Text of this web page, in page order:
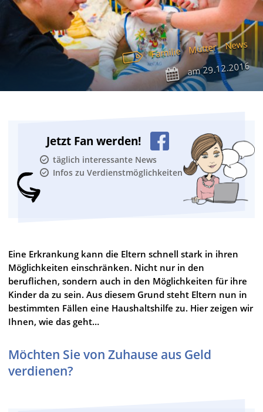
Familie Mütter News
am29.12.2016
Jetzt Fan werden!
täglich interessante News
Infos zu Verdienstmöglichkeiten
Eine Erkrankung kann die Eltern schnell stark in ihren
Möglichkeiten einschränken. Nicht nur in den
beruflichen, sondern auch in den Möglichkeiten für ihre
Kinder da zu sein. Aus diesem Grund steht Eltern nun in
bestimmten Fällen eine Haushaltshilfe zu. Hier zeigen wir
Ihnen, wie das geht…
Möchten Sie von Zuhause aus Geld
verdienen?